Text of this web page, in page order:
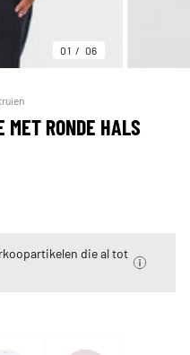
01 06
MET RONDE HALS
die al tot